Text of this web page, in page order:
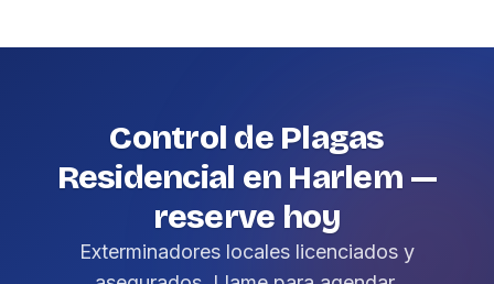
Control de Plagas
Residencial en Harlem —
reserve hoy
Exterminadores locales licenciados y